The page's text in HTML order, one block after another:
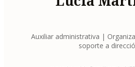
Auxiliar administrativa |
soporte a